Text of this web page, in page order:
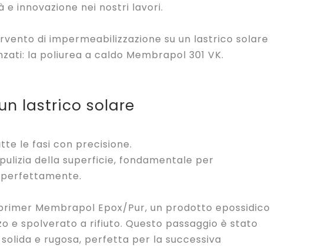
innovazione nei nostri lavori.
di impermeabilizzazione su un lastrico solare
la poliurea a caldo Membrapol 301 VK.
lastrico solare
le fasi con precisione.
della superficie, fondamentale per
Membrapol Epox/Pur, un prodotto epossidico
e spolverato a rifiuto. Questo passaggio è stato
e rugosa, perfetta per la successiva